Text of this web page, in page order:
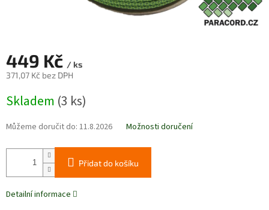
449 Kč / ks
371,07 Kč bez DPH
cena:
Skladem (3 ks)
Můžeme doručit do: 11.8.2026 Možnosti doručení
Přidat do košíku
Detailní informace